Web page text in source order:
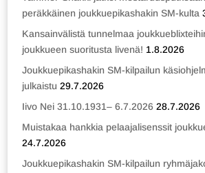
peräkkäinen joukkuepikashakin SM-kulta
Kansainvälistä tunnelmaa
joukkueen suoritusta livenä! 1.8.2026
Joukkuepikashakin SM-kilpailun
julkaistu 29.7.2026
Iivo Nei 31.10.1931– 6.7.2026 28.7.2026
Muistakaa hankkia pelaajalisenssit
24.7.2026
Joukkuepikashakin SM-kilpailun